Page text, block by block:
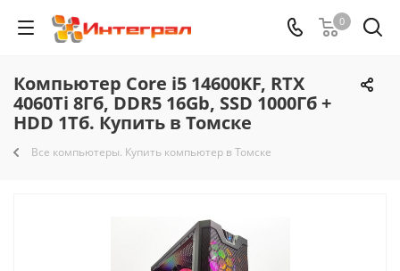
0
Компьютер Core i5 14600KF, RTX
4060Ti 8Гб, DDR5 16Gb, SSD 1000Гб +
HDD 1Тб. Купить в Томске
Все компьютеры. Купить компьютер в Томске